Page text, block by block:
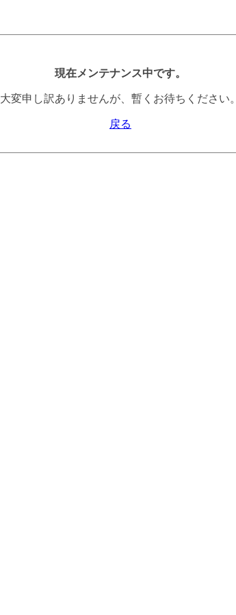
現在メンテナンス中です。
大変申し訳ありませんが、暫くお待ちください。
戻る